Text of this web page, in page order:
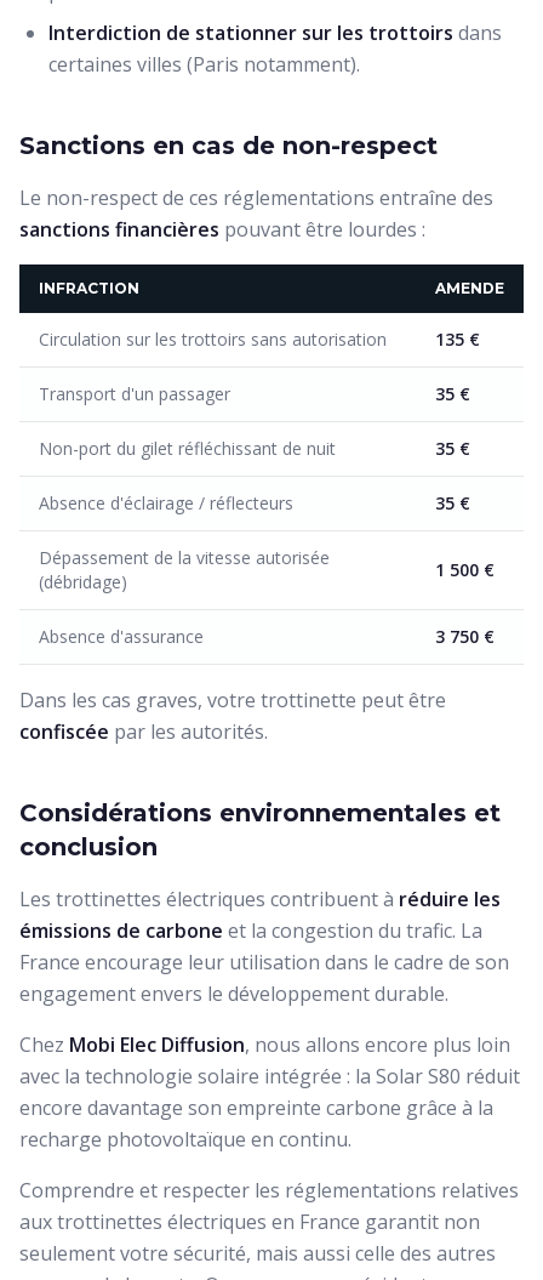
Interdiction de stationner sur les trottoirs dans
certaines villes (Paris notamment).
Sanctions en cas de non-respect
Le non-respect de ces réglementations entraîne des
sanctions financières pouvant être lourdes :
INFRACTION AMENDE
Circulation sur les trottoirs sans autorisation 135 €
Transport d'un passager 35 €
Non-port du gilet réfléchissant de nuit 35 €
Absence d'éclairage / réflecteurs 35 €
Dépassement de la vitesse autorisée
(débridage)
1 500 €
Absence d'assurance 3 750 €
Dans les cas graves, votre trottinette peut être
confiscée par les autorités.
Considérations environnementales et
conclusion
Les trottinettes électriques contribuent à réduire les
émissions de carbone et la congestion du trafic. La
France encourage leur utilisation dans le cadre de son
engagement envers le développement durable.
Chez Mobi Elec Diffusion, nous allons encore plus loin
avec la technologie solaire intégrée : la Solar S80 réduit
encore davantage son empreinte carbone grâce à la
recharge photovoltaïque en continu.
Comprendre et respecter les réglementations relatives
aux trottinettes électriques en France garantit non
seulement votre sécurité, mais aussi celle des autres